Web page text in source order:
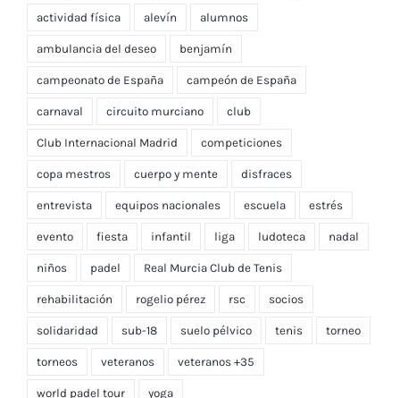
actividad física alevín alumnos
ambulancia del deseo benjamín
campeonato de España campeón de España
carnaval circuito murciano club
Club Internacional Madrid competiciones
copa mestros cuerpo y mente disfraces
entrevista equipos nacionales escuela estrés
evento fiesta infantil liga ludoteca nadal
niños padel Real Murcia Club de Tenis
rehabilitación rogelio pérez socios
solidaridad sub-18 suelo pélvico tenis torneo
torneos veteranos veteranos +35
world padel tour